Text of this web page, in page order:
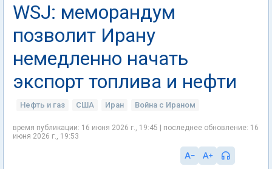
WSJ: меморандум
позволит Ирану
немедленно начать
экспорт топлива и нефти
Нефть и газ США Иран Война с Ираном
время публикации: 16 июня 2026 г., 19:45 | последнее обновление: 16
июня 2026 г., 19:53